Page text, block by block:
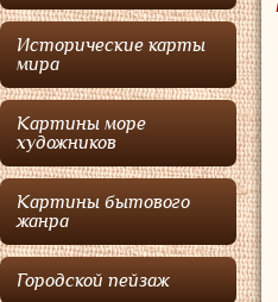
Исторические карты
мира
Картины море
художников
Картины бытового
жанра
Городской пейзаж